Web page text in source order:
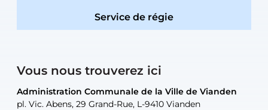
Service de régie
Vous nous trouverez ici
Administration Communale de la Ville de Vianden
pl. Vic. Abens, 29 Grand-Rue, L-9410 Vianden
Administration Communale de la Ville de Vianden
pl. Vic. Abens, 29 Grand-Rue, L-9410 Vianden
Administration Communale de la Ville de Vianden
pl. Vic. Abens, 29 Grand-Rue, L-9410 Vianden
Administration Communale de la Ville de Vianden
pl. Vic. Abens, 29 Grand-Rue, L-9410 Vianden
Atelier Communal de la Ville de Vianden
30, rue Neugarten, L-9422 Vianden